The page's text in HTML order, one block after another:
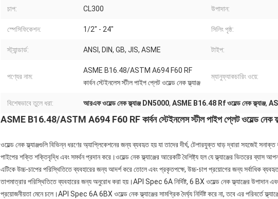
চাপ: CL300 উপাদান:
স্পেসিফিকেশন: 1/2" - 24" সিলিং পৃষ্ঠ:
স্ট্যান্ডার্ড: ANSI, DIN, GB, JIS, ASME টাইপ:
পণ্যের নাম:
ASME B16.48/ASTM A694 F60 RF
কার্বন স্টেইনলেস স্টীল পাইপ প্লেট ওয়েল্ড নেক ফ্ল্যাঞ্জ
ম্যানুফ্যাকচারিং ওয়ে:
বিশেষভাবে তুলে ধরা: আরএফ ওয়েল্ড নেক ফ্ল্যাঞ্জ DN5000, ASME B16.48 Rf ওয়েল্ড নেক ফ্ল্যাঞ্জ,
ASME B16.48/ASTM A694 F60 RF কার্বন স্টেইনলেস স্টীল পাইপ প্লেট ওয়েল্ড নেক
ওয়েল্ড নেক ফ্ল্যাঞ্জগুলি বিভিন্ন ধরণের অ্যাপ্লিকেশনের জন্য ব্যবহৃত হয় যা তাদের দীর্ঘ, টেপারযুক্ত ঘাড় দ্বারা সহজেই সনাক্ত
পাইপের শক্তি শক্তিবৃদ্ধি এবং সমর্থন প্রদান করে।ওয়েল্ড নেক ফ্ল্যাঞ্জের আরেকটি বৈশিষ্ট্য হল যে ফ্ল্যাঞ্জের ভিতরের ব্যাস
এটিকে উচ্চ-চাপের পরিস্থিতিতে ব্যবহারের জন্য আদর্শ করে তোলে এবং প্রকৃতপক্ষে, উচ্চ-চাপ প্রয়োগের জন্য সর্বাধিক ব্যবহৃত
তাপমাত্রার পরিস্থিতিতে ব্যবহারের জন্য অনুরোধ করা হয়।API Spec 6A নির্দিষ্ট, 6 BX ওয়েল্ড নেক ফ্ল্যাঞ্জের উপাদান এবং
প্রয়োজনীয়তা মেনে চলে।API Spec 6A 6BX ওয়েল্ড নেক ফ্ল্যাঞ্জের সামগ্রিক দৈর্ঘ্য নির্দিষ্ট করে না, তবে এর পরিবর্তে